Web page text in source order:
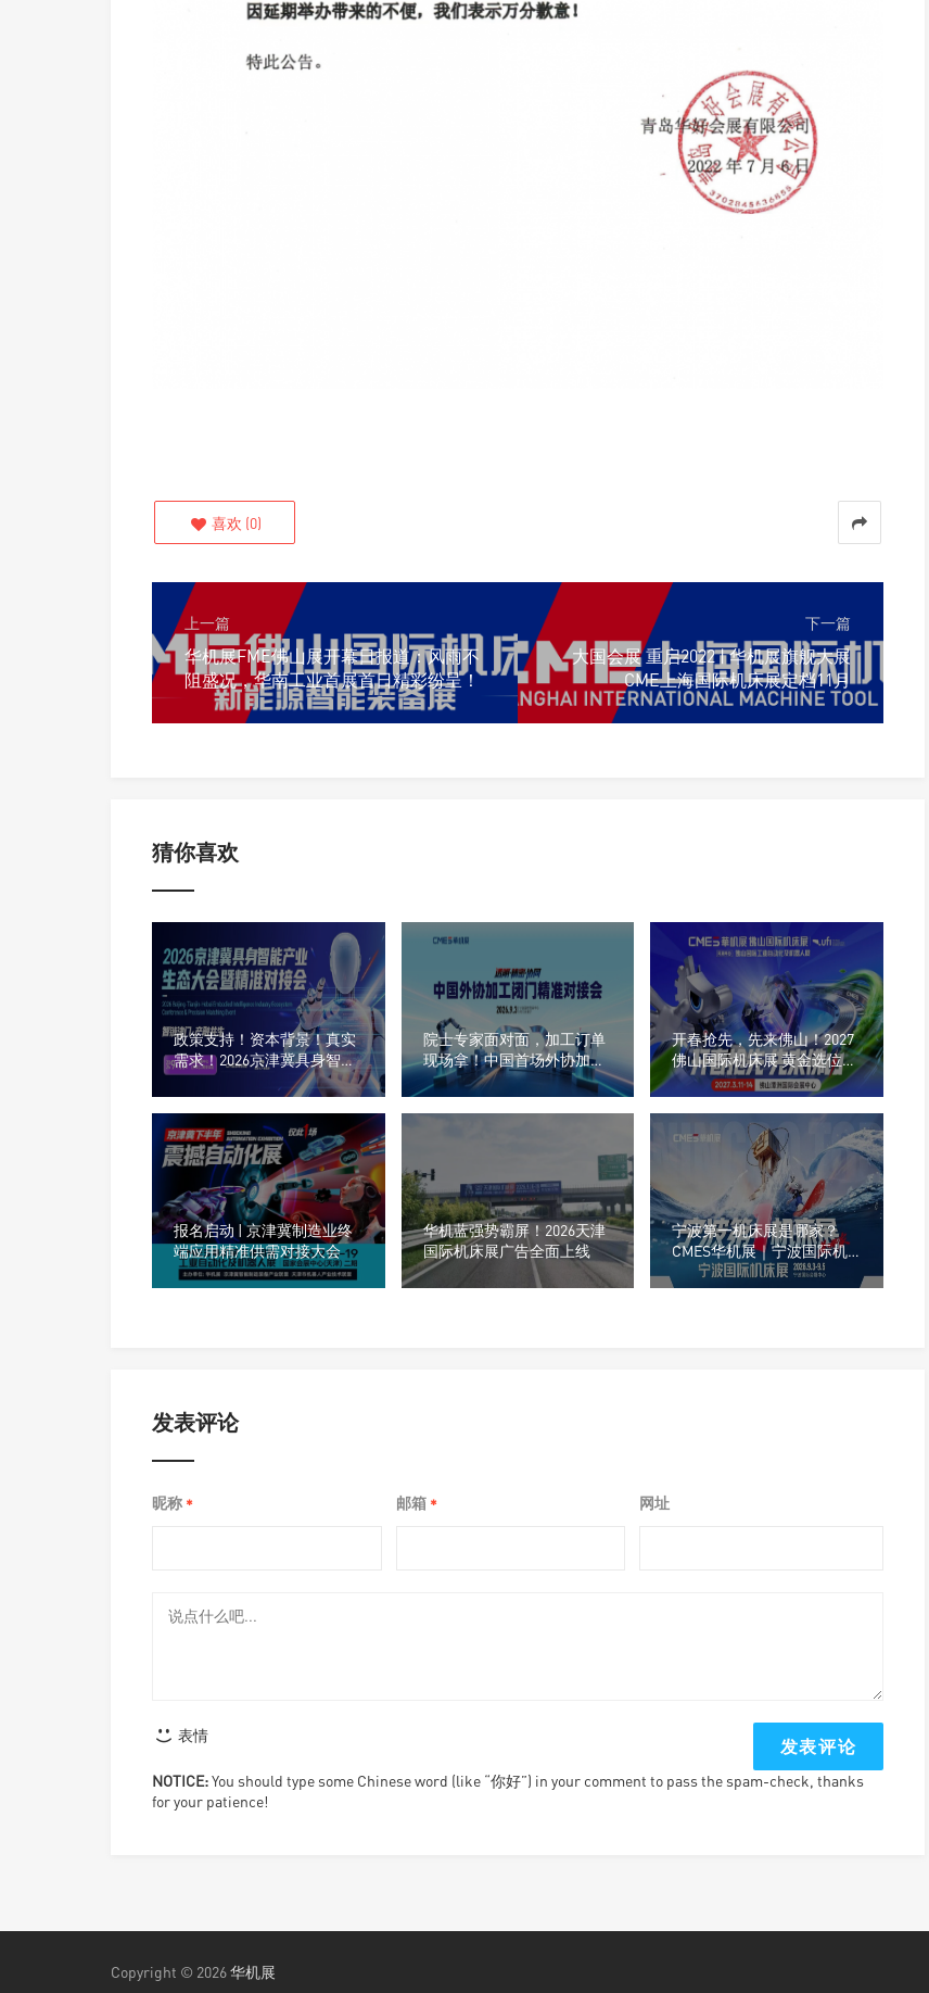
喜欢 (0)
上一篇
华机展FME佛山展开幕日报道：风雨不
阻盛况，华南工业首展首日精彩纷呈！
下一篇
大国会展 重启2022 | 华机展旗舰大展
CME上海国际机床展定档11月
猜你喜欢
政策支持！资本背景！真实
需求！2026京津冀具身智能
产业生态大会暨精准对接会
院士专家面对面，加工订单
现场拿！中国首场外协加工
峰会报名开启
开春抢先，先来佛山！2027
佛山国际机床展 黄金选位正
当时
报名启动 | 京津冀制造业终
端应用精准供需对接大会
华机蓝强势霸屏！2026天津
国际机床展广告全面上线
宁波第一机床展是哪家？
CMES华机展｜宁波国际机
床展门票预约开启！
发表评论
昵称 * 邮箱 * 网址
表情
NOTICE:You should type some Chinese word (like “你好”) in your comment to pass the spam-check, thanks
for your patience!
Copyright © 2026华机展